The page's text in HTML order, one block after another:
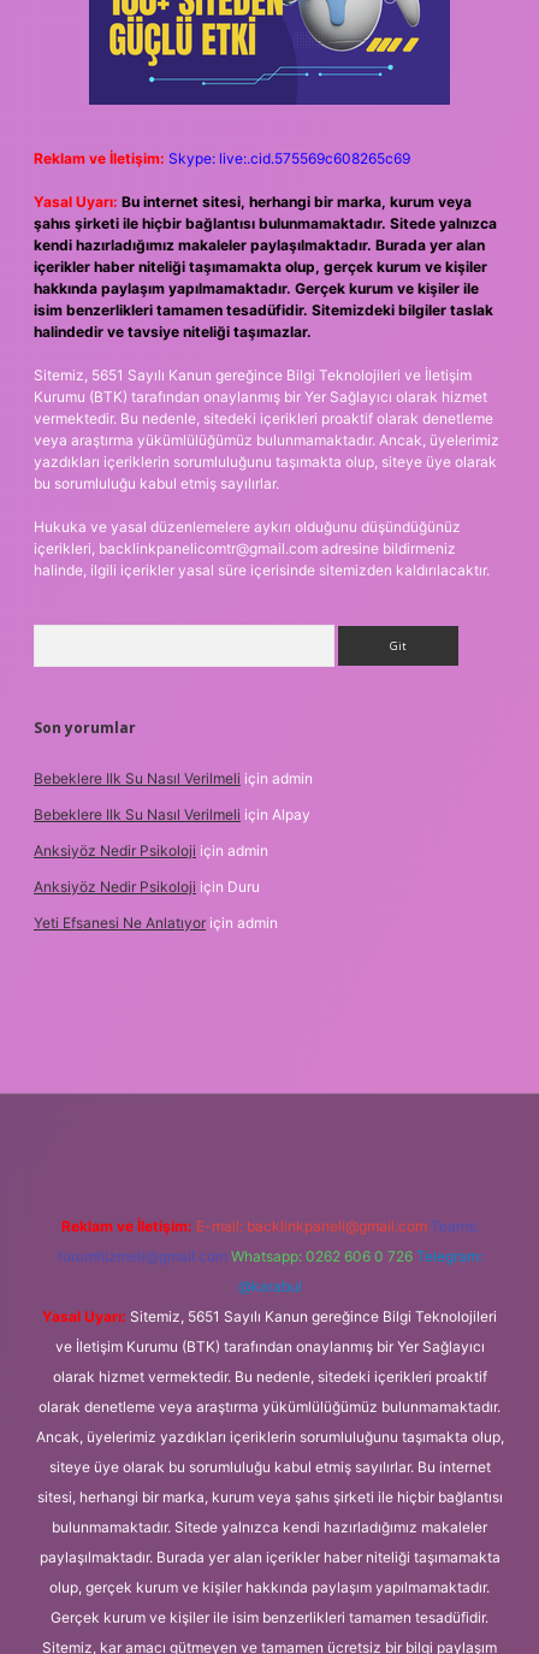
Reklam ve İletişim: Skype: live:.cid.575569c608265c69
Yasal Uyarı: Bu internet sitesi, herhangi bir marka, kurum veya
şahıs şirketi ile hiçbir bağlantısı bulunmamaktadır. Sitede yalnızca
kendi hazırladığımız makaleler paylaşılmaktadır. Burada yer alan
içerikler haber niteliği taşımamakta olup, gerçek kurum ve kişiler
hakkında paylaşım yapılmamaktadır. Gerçek kurum ve kişiler ile
isim benzerlikleri tamamen tesadüfidir. Sitemizdeki bilgiler taslak
halindedir ve tavsiye niteliği taşımazlar.
Sitemiz, 5651 Sayılı Kanun gereğince Bilgi Teknolojileri ve İletişim
Kurumu (BTK) tarafından onaylanmış bir Yer Sağlayıcı olarak hizmet
vermektedir. Bu nedenle, sitedeki içerikleri proaktif olarak denetleme
veya araştırma yükümlülüğümüz bulunmamaktadır. Ancak, üyelerimiz
yazdıkları içeriklerin sorumluluğunu taşımakta olup, siteye üye olarak
bu sorumluluğu kabul etmiş sayılırlar.
Hukuka ve yasal düzenlemelere aykırı olduğunu düşündüğünüz
içerikleri, backlinkpanelicomtr@gmail.com adresine bildirmeniz
halinde, ilgili içerikler yasal süre içerisinde sitemizden kaldırılacaktır.
Son yorumlar
Bebeklere Ilk Su Nasıl Verilmeli için admin
Bebeklere Ilk Su Nasıl Verilmeli için Alpay
Anksiyöz Nedir Psikoloji için admin
Anksiyöz Nedir Psikoloji için Duru
Yeti Efsanesi Ne Anlatıyor için admin
Reklam ve İletişim: E-mail: backlinkpaneli@gmail.com Teams:
forumhizmeti@gmail.com Whatsapp: 0262 606 0 726 Telegram:
@karabul
Yasal Uyarı: Sitemiz, 5651 Sayılı Kanun gereğince Bilgi Teknolojileri
ve İletişim Kurumu (BTK) tarafından onaylanmış bir Yer Sağlayıcı
olarak hizmet vermektedir. Bu nedenle, sitedeki içerikleri proaktif
olarak denetleme veya araştırma yükümlülüğümüz bulunmamaktadır.
Ancak, üyelerimiz yazdıkları içeriklerin sorumluluğunu taşımakta olup,
siteye üye olarak bu sorumluluğu kabul etmiş sayılırlar. Bu internet
sitesi, herhangi bir marka, kurum veya şahıs şirketi ile hiçbir bağlantısı
bulunmamaktadır. Sitede yalnızca kendi hazırladığımız makaleler
paylaşılmaktadır. Burada yer alan içerikler haber niteliği taşımamakta
olup, gerçek kurum ve kişiler hakkında paylaşım yapılmamaktadır.
Gerçek kurum ve kişiler ile isim benzerlikleri tamamen tesadüfidir.
Sitemiz, kar amacı gütmeyen ve tamamen ücretsiz bir bilgi paylaşım